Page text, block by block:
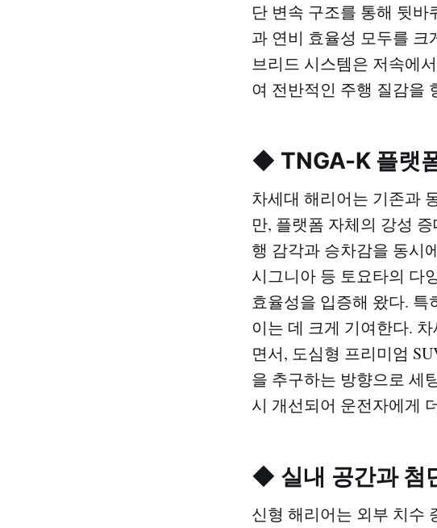
단 변속 구조를 통해 뒷
과 연비 효율성 모두를 크
브리드 시스템은 저속에
여 전반적인 주행 질감을
◆ TNGA-K 플랫
차세대 해리어는 기존과
만, 플랫폼 자체의 강성
행 감각과 승차감을 동시
시그니아 등 토요타의 다
효율성을 입증해 왔다.
이는 데 크게 기여한다.
면서, 도심형 프리미엄
을 추구하는 방향으로 세
시 개선되어 운전자에게
◆ 실내 공간과 첨
신형 해리어는 외부 치수